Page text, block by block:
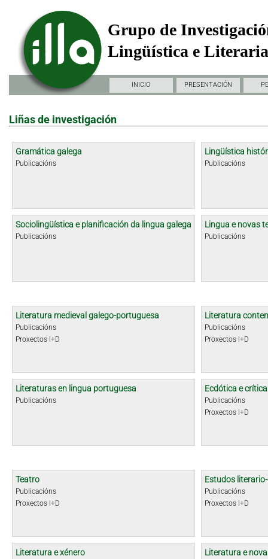
Grupo de
Lingüística e
INICIO PRESENTACIÓN
Liñas de investigación
Gramática galega
Publicacións
Lingüística
Publicacións
Sociolingüística e planificación da lingua galega
Publicacións
Lingua e novas
Publicacións
Literatura medieval galego-portuguesa
Publicacións
Proxectos I+D
Literatura
Publicacións
Proxectos I+D
Literaturas en lingua portuguesa
Publicacións
Ecdótica e
Publicacións
Proxectos I+D
Teatro
Publicacións
Proxectos I+D
Estudos
Publicacións
Proxectos I+D
Literatura e xénero
Literatura e